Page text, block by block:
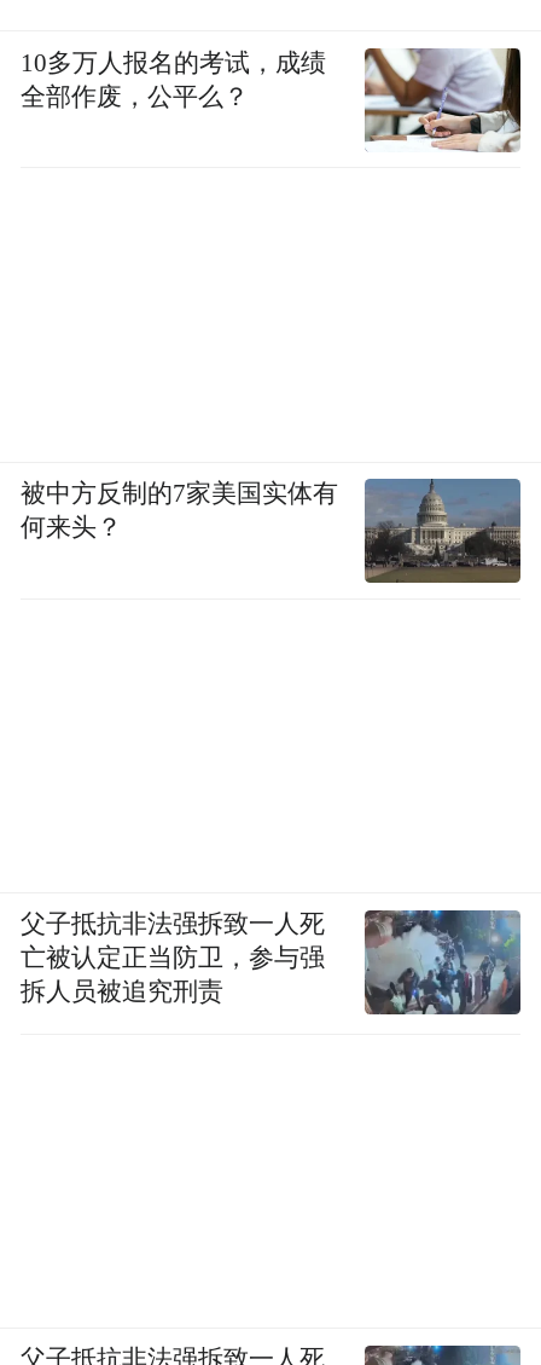
10多万人报名的考试，成绩
全部作废，公平么？
被中方反制的7家美国实体有
何来头？
父子抵抗非法强拆致一人死
亡被认定正当防卫，参与强
拆人员被追究刑责
父子抵抗非法强拆致一人死